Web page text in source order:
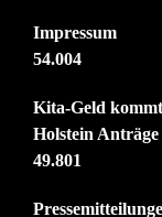
Impressum
54.004
Kita-Geld
Holstein
49.801